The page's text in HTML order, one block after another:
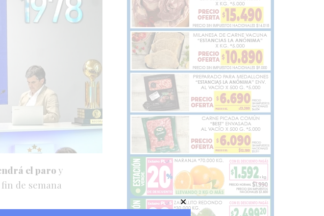
el paroy
de semana